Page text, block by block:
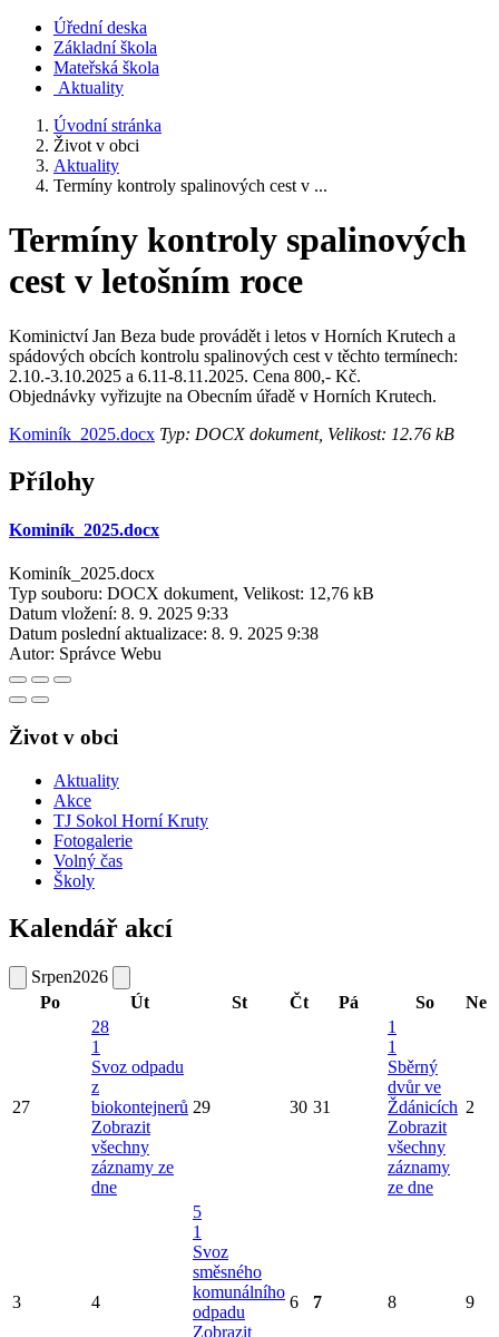
Úřední deska
Základní škola
Mateřská škola
Aktuality
Úvodní stránka
Život v obci
Aktuality
Termíny kontroly spalinových cest v ...
Termíny kontroly spalinových
cest v letošním roce
Kominictví Jan Beza bude provádět i letos v Horních Krutech a
spádových obcích kontrolu spalinových cest v těchto termínech:
2.10.-3.10.2025 a 6.11-8.11.2025. Cena 800,- Kč.
Objednávky vyřizujte na Obecním úřadě v Horních Krutech.
Kominík_2025.docx Typ: DOCX dokument, Velikost: 12.76 kB
Přílohy
Kominík_2025.docx
Kominík_2025.docx
Typ souboru: DOCX dokument, Velikost: 12,76 kB
Datum vložení: 8. 9. 2025 9:33
Datum poslední aktualizace: 8. 9. 2025 9:38
Autor: Správce Webu
Život v obci
Aktuality
Akce
TJ Sokol Horní Kruty
Fotogalerie
Volný čas
Školy
Kalendář akcí
Srpen2026
Po
Út St Čt Pá So Ne
27
28
1
Svoz odpadu
z
biokontejnerů
Zobrazit
všechny
záznamy ze
dne
29 30 31
1
1
Sběrný
dvůr ve
Ždánicích
Zobrazit
všechny
záznamy
ze dne
2
3 4
5
1
Svoz
směsného
komunálního
odpadu
Zobrazit
6 7 8 9